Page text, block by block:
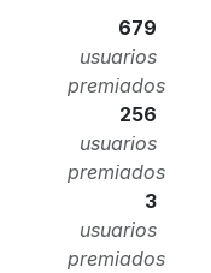
679
usuarios
premiados
256
usuarios
premiados
3
usuarios
premiados